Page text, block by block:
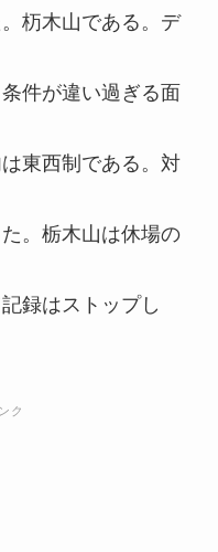
杤木山である。デ
件が違い過ぎる面
東西制である。対
。栃木山は休場の
録はストップし
ク